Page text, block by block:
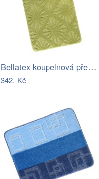
Bellatex koupelnová předložka BANY…
342,-Kč